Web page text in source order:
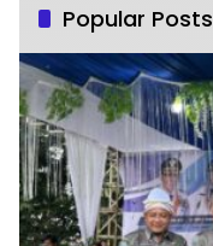
Popular Posts